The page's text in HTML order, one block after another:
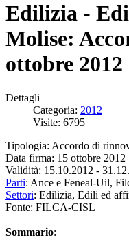
Edilizia -
Molise:
ottobre 2012
Dettagli
Categoria: 2012
Visite: 6795
Tipologia: Accordo di
Data firma: 15 ottobre 2012
Validità: 15.10.2012 -
Parti: Ance e Feneal-Uil,
Settori: Edilizia, Edili ed
Fonte: FILCA-CISL
Sommario: